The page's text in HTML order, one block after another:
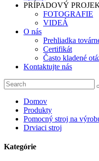
PRÍPADOVÝ
FOTOGRAFIE
VIDEÁ
O nás
Prehliadka
Certifikát
Často kladené
Kontaktujte nás
Domov
Produkty
Pomocný stroj na
Drviaci stroj
Kategórie